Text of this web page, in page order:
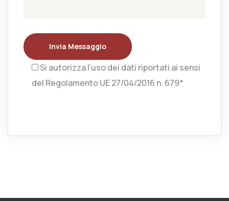
Invia Messaggio
Si autorizza l’uso dei dati riportati ai sensi
del Regolamento UE 27/04/2016 n. 679*